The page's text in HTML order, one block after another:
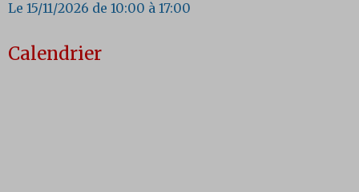
Le 15/11/2026 de 10:00 à 17:00
Calendrier